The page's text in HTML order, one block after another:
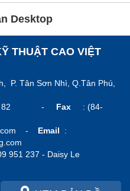
Desktop
THUẬT CAO VIỆT
P. Tân Sơn Nhì, Q.Tân Phú,
/ 82 - Fax
: (84-
- Email :
951 237 - Daisy Le